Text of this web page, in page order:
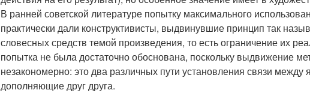
В ранней советской литературе попытку максимального
практически дали конструктивисты, выдвинувшие принцип так
словесных средств темой произведения, то есть ограничение их
попытка не была достаточно обоснована, поскольку выдвижение
незакономерно: это два различных пути установления связи
дополняющие друг друга.